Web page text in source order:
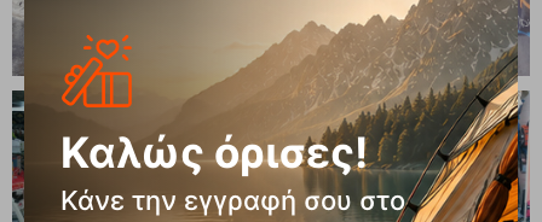
Καλώς όρισες!
Κάνε την εγγραφή σου στο